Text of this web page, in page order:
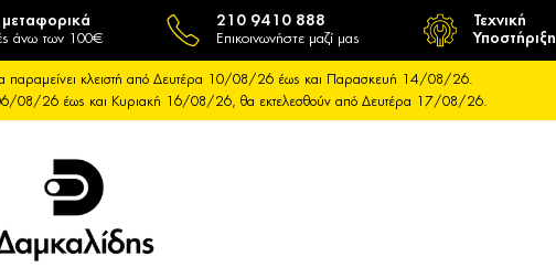
άνω των 100€
210 9410 888
Επικοινωνήστε μαζί μας
Τεχνική
Υποστήριξη
παραμείνει κλειστή από Δευτέρα 10/08/26 έως και Παρασκευή 14/08/26.
08/26 έως και Κυριακή 16/08/26, θα εκτελεσθούν από Δευτέρα 17/08/26.